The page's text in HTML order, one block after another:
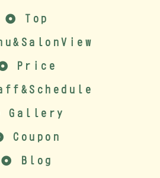
Top
Price
Gallery
Coupon
Blog